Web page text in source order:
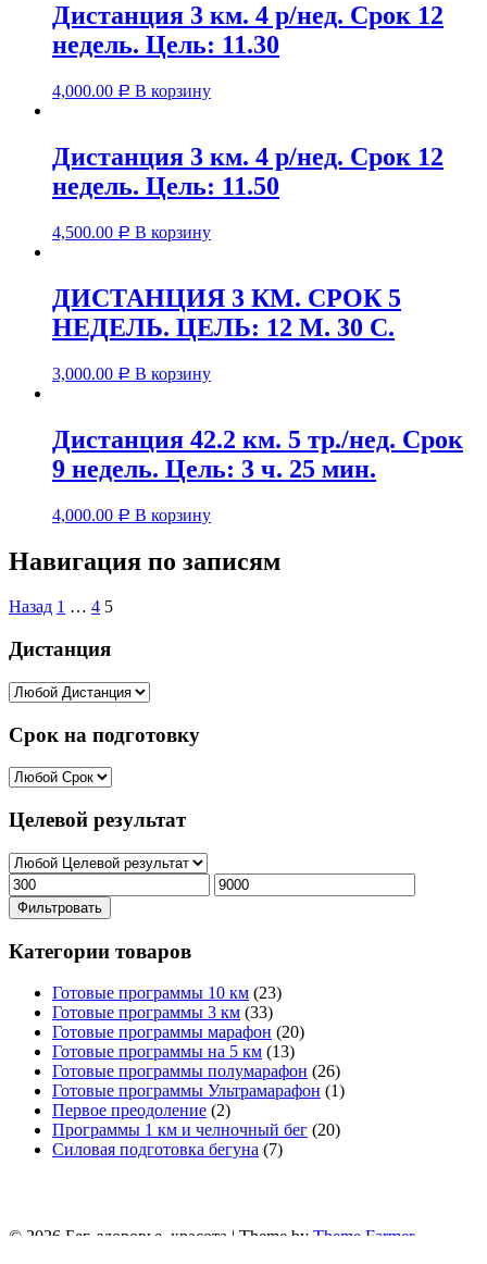
Дистанция 3 км. 4 р/нед. Срок 12
недель. Цель: 11.30
4,000.00 Р В корзину
Дистанция 3 км. 4 р/нед. Срок 12
недель. Цель: 11.50
4,500.00 Р В корзину
ДИСТАНЦИЯ 3 КМ. СРОК 5
НЕДЕЛЬ. ЦЕЛЬ: 12 М. 30 С.
3,000.00 Р В корзину
Дистанция 42.2 км. 5 тр./нед. Срок
9 недель. Цель: 3 ч. 25 мин.
4,000.00 Р В корзину
Навигация по записям
Назад 1 … 4 5
Дистанция
Срок на подготовку
Целевой результат
Фильтровать
Категории товаров
Готовые программы 10 км (23)
Готовые программы 3 км (33)
Готовые программы марафон (20)
Готовые программы на 5 км (13)
Готовые программы полумарафон (26)
Готовые программы Ультрамарафон (1)
Первое преодоление (2)
Программы 1 км и челночный бег (20)
Силовая подготовка бегуна (7)
© 2026 Бег, здоровье, красота | Theme by Theme Farmer